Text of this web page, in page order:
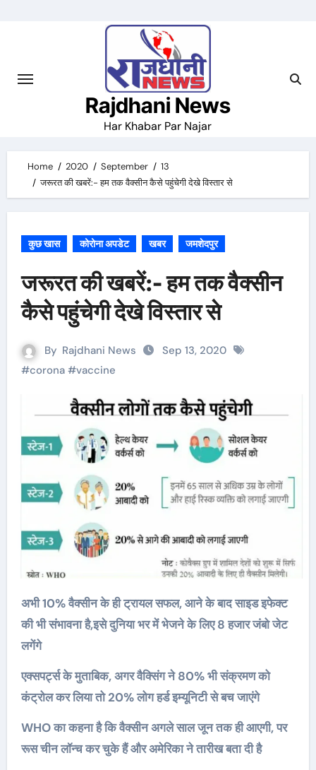
Rajdhani News
Har Khabar Par Najar
Home 2020 September
13
जरूरत की खबरें:- हम तक वैक्सीन कैसे पहुंचेगी देखे विस्तार से
कुछ खास कोरोना अपडेट खबर जमशेदपुर
जरूरत की खबरें:- हम तक वैक्सीन
कैसे पहुंचेगी देखे विस्तार से
By Rajdhani News
Sep 13, 2020
#corona#vaccine
अभी 10% वैक्सीन के ही ट्रायल सफल, आने के बाद साइड इफेक्ट
की भी संभावना है,इसे दुनिया भर में भेजने के लिए 8 हजार जंबो जेट
लगेंगे
एक्सपर्ट्स के मुताबिक, अगर वैक्सिंग ने 80% भी संक्रमण को
कंट्रोल कर लिया तो 20% लोग हर्ड इम्यूनिटी से बच जाएंगे
WHO का कहना है कि वैक्सीन अगले साल जून तक ही आएगी, पर
रूस चीन लॉन्च कर चुके हैं और अमेरिका ने तारीख बता दी है